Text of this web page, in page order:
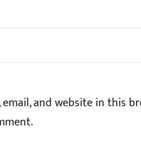
email, and website in this